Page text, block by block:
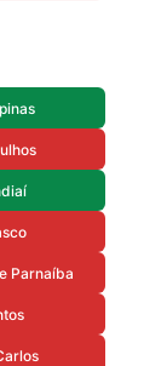
Parnaíba